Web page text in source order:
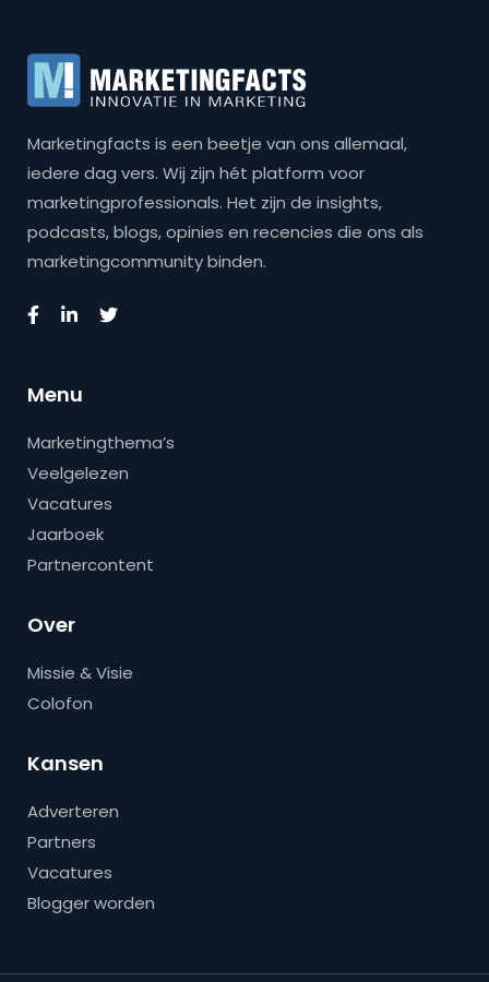
Marketingfacts is een beetje van ons allemaal,
iedere dag vers. Wij zijn hét platform voor
marketingprofessionals. Het zijn de insights,
podcasts, blogs, opinies en recencies die ons als
marketingcommunity binden.
Menu
Marketingthema’s
Veelgelezen
Vacatures
Jaarboek
Partnercontent
Over
Missie & Visie
Colofon
Kansen
Adverteren
Partners
Vacatures
Blogger worden